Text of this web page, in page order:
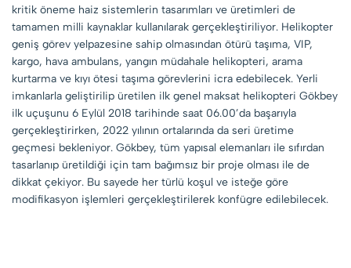
kritik öneme haiz sistemlerin tasarımları ve üretimleri de
tamamen milli kaynaklar kullanılarak gerçekleştiriliyor. Helikopter
geniş görev yelpazesine sahip olmasından ötürü taşıma, VIP,
kargo, hava ambulans, yangın müdahale helikopteri, arama
kurtarma ve kıyı ötesi taşıma görevlerini icra edebilecek. Yerli
imkanlarla geliştirilip üretilen ilk genel maksat helikopteri Gökbey
ilk uçuşunu 6 Eylül 2018 tarihinde saat 06.00’da başarıyla
gerçekleştirirken, 2022 yılının ortalarında da seri üretime
geçmesi bekleniyor. Gökbey, tüm yapısal elemanları ile sıfırdan
tasarlanıp üretildiği için tam bağımsız bir proje olması ile de
dikkat çekiyor. Bu sayede her türlü koşul ve isteğe göre
modifikasyon işlemleri gerçekleştirilerek konfügre edilebilecek.